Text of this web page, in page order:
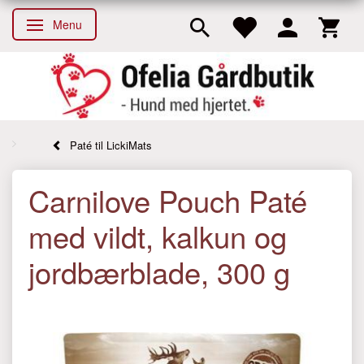
Skifte navigation
Menu
Paté til LickiMats
Carnilove Pouch Paté
med vildt, kalkun og
jordbærblade, 300 g